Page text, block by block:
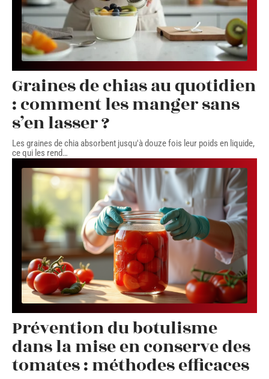
Graines de chias au quotidien
: comment les manger sans
s’en lasser ?
Les graines de chia absorbent jusqu'à douze fois leur poids en liquide,
ce qui les rend…
Prévention du botulisme
dans la mise en conserve des
tomates : méthodes efficaces